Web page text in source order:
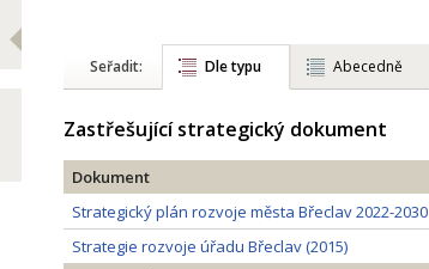
Seřadit: Dle typu Abecedně
Zastřešující strategický dokument
Dokument
Strategický plán rozvoje města Břeclav 2022-2030
Strategie rozvoje úřadu Břeclav (2015)